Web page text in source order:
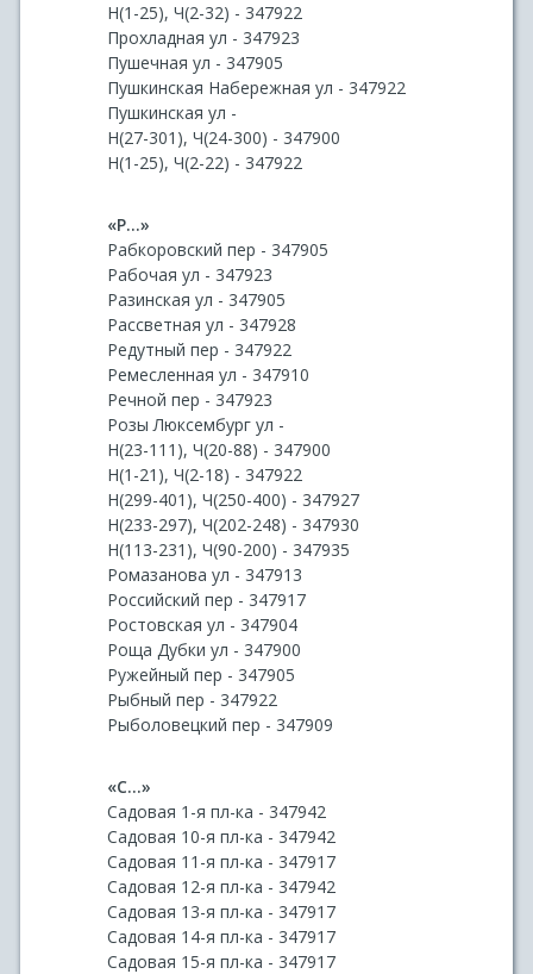
Н(1-25), Ч(2-32) - 347922
Прохладная ул - 347923
Пушечная ул - 347905
Пушкинская Набережная ул - 347922
Пушкинская ул -
Н(27-301), Ч(24-300) - 347900
Н(1-25), Ч(2-22) - 347922
«Р...»
Рабкоровский пер - 347905
Рабочая ул - 347923
Разинская ул - 347905
Рассветная ул - 347928
Редутный пер - 347922
Ремесленная ул - 347910
Речной пер - 347923
Розы Люксембург ул -
Н(23-111), Ч(20-88) - 347900
Н(1-21), Ч(2-18) - 347922
Н(299-401), Ч(250-400) - 347927
Н(233-297), Ч(202-248) - 347930
Н(113-231), Ч(90-200) - 347935
Ромазанова ул - 347913
Российский пер - 347917
Ростовская ул - 347904
Роща Дубки ул - 347900
Ружейный пер - 347905
Рыбный пер - 347922
Рыболовецкий пер - 347909
«С...»
Садовая 1-я пл-ка - 347942
Садовая 10-я пл-ка - 347942
Садовая 11-я пл-ка - 347917
Садовая 12-я пл-ка - 347942
Садовая 13-я пл-ка - 347917
Садовая 14-я пл-ка - 347917
Садовая 15-я пл-ка - 347917